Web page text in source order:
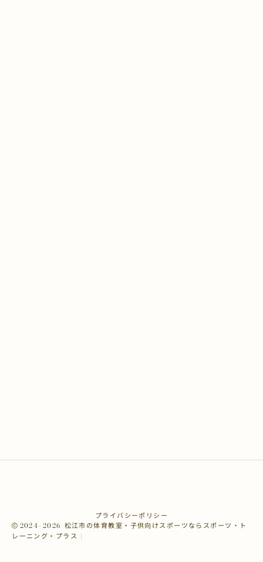
プライバシーポリシー
2024–2026 松江市の体育教室・子供向けスポーツならスポーツ・ト
レーニング・プラス |